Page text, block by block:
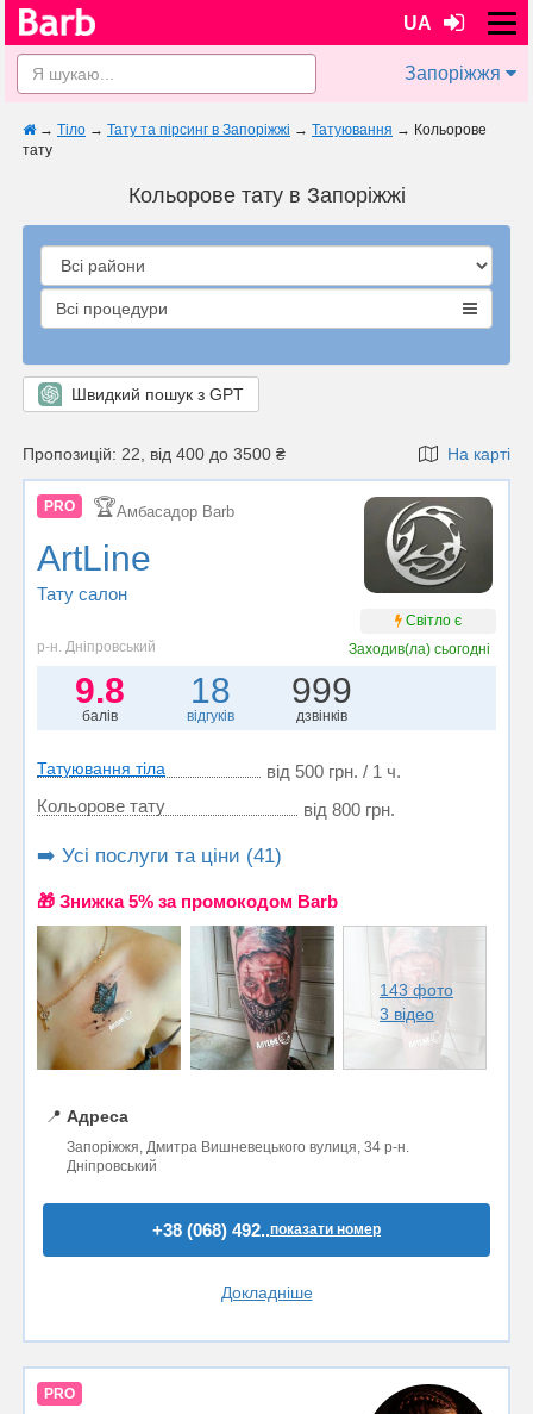
UA
Запоріжжя
→ Тіло → Тату та пірсинг в Запоріжжі → Татуювання → Кольорове
тату
Кольорове тату в Запоріжжі
Всі процедури
Швидкий пошук з GPT
Пропозицій: 22, від 400 до 3500 ₴ На карті
PRO 🏆Амбасадор Barb
ArtLine
Тату салон
Світло є
р-н. Дніпровський
Заходив(ла)сьогодні
9.8
балів
18
відгуків
999
дзвінків
Татуювання тіла
від 500 грн. / 1 ч.
Кольорове тату
від 800 грн.
➡️ Усі послуги та ціни (41)
🎁 Знижка 5% за промокодом Barb
143 фото
3 відео
📍 Адреса
Запоріжжя, Дмитра Вишневецького вулиця, 34 р-н.
Дніпровський
+38 (068) 492..показати номер
Докладніше
PRO